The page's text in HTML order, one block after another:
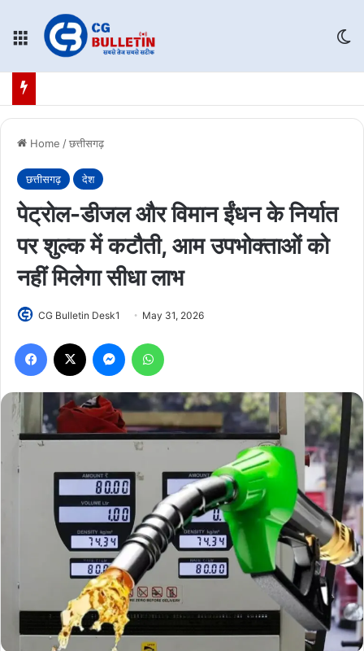
Menu
Home /छत्तीसगढ़
छत्तीसगढ़ देश
पेट्रोल-डीजल और विमान ईंधन के निर्यात
पर शुल्क में कटौती, आम उपभोक्ताओं को
नहीं मिलेगा सीधा लाभ
CG Bulletin Desk1 May 31, 2026
Facebook Messenger